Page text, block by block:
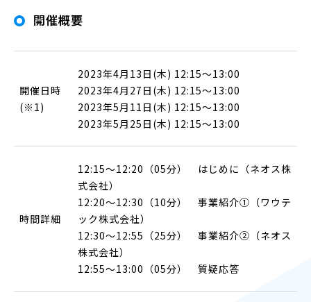
開催概要
開催日時
(※1)
2023年4月13日(木) 12:15〜13:00
2023年4月27日(木) 12:15〜13:00
2023年5月11日(木) 12:15〜13:00
2023年5月25日(木) 12:15〜13:00
時間詳細
12:15〜12:20（05分） はじめに（ネオス株
式会社）
12:20～12:30（10分） 事業紹介①（ワウテ
ック株式会社）
12:30～12:55（25分） 事業紹介②（ネオス
株式会社）
12:55～13:00（05分） 質疑応答